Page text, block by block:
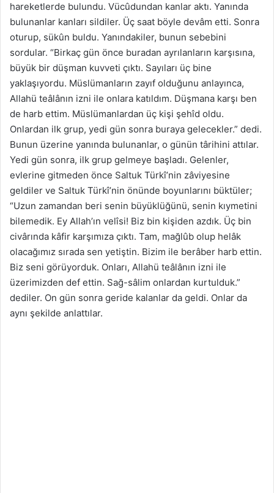
hareketlerde bulundu. Vücûdundan kanlar aktı. Yanında
bulunanlar kanları sildiler. Üç saat böyle devâm etti. Sonra
oturup, sükûn buldu. Yanındakiler, bunun sebebini
sordular. “Birkaç gün önce buradan ayrılanların karşısına,
büyük bir düşman kuvveti çıktı. Sayıları üç bine
yaklaşıyordu. Müslümanların zayıf olduğunu anlayınca,
Allahü teâlânın izni ile onlara katıldım. Düşmana karşı ben
de harb ettim. Müslümanlardan üç kişi şehîd oldu.
Onlardan ilk grup, yedi gün sonra buraya gelecekler.” dedi.
Bunun üzerine yanında bulunanlar, o günün târihini attılar.
Yedi gün sonra, ilk grup gelmeye başladı. Gelenler,
evlerine gitmeden önce Saltuk Türkî’nin zâviyesine
geldiler ve Saltuk Türkî’nin önünde boyunlarını büktüler;
“Uzun zamandan beri senin büyüklüğünü, senin kıymetini
bilemedik. Ey Allah’ın velîsi! Biz bin kişiden azdık. Üç bin
civârında kâfir karşımıza çıktı. Tam, mağlûb olup helâk
olacağımız sırada sen yetiştin. Bizim ile berâber harb ettin.
Biz seni görüyorduk. Onları, Allahü teâlânın izni ile
üzerimizden def ettin. Sağ-sâlim onlardan kurtulduk.”
dediler. On gün sonra geride kalanlar da geldi. Onlar da
aynı şekilde anlattılar.